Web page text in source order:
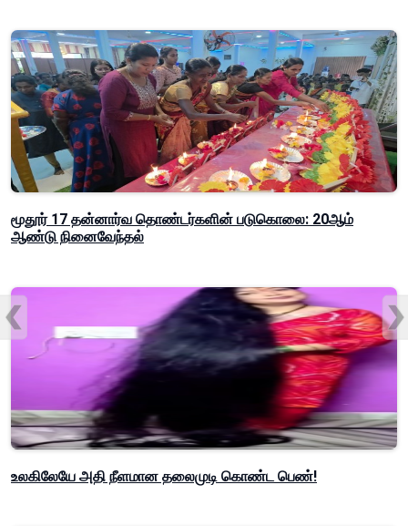
மூதூர் 17 தன்னார்வ தொண்டர்களின் படுகொலை: 20ஆம்
ஆண்டு நினைவேந்தல்
உலகிலேயே அதி நீளமான தலைமுடி கொண்ட பெண்!